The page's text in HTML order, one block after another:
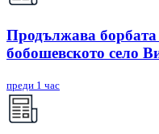
Продължава
бобошевското село
преди 1 час